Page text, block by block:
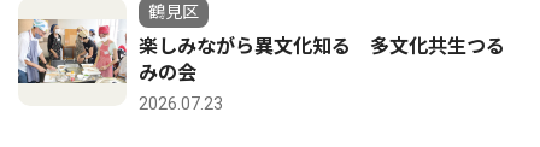
鶴見区
楽しみながら異文化知る 多文化共生つる
みの会
2026.07.23